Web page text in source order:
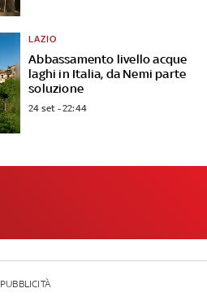
Abbassamento livello acque
laghi in Italia, da Nemi parte
soluzione
LAZIO
24 set - 22:44
PUBBLICITÀ